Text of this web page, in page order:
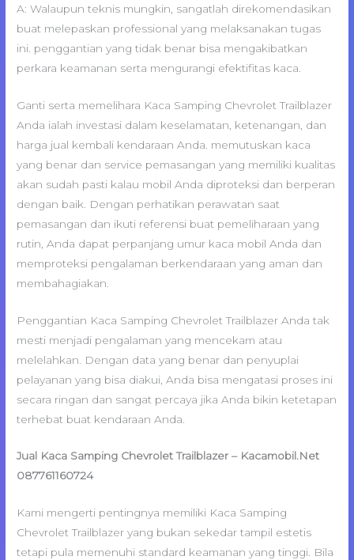
A: Walaupun teknis mungkin, sangatlah direkomendasikan
buat melepaskan professional yang melaksanakan tugas
ini. penggantian yang tidak benar bisa mengakibatkan
perkara keamanan serta mengurangi efektifitas kaca.
Ganti serta memelihara Kaca Samping Chevrolet Trailblazer
Anda ialah investasi dalam keselamatan, ketenangan, dan
harga jual kembali kendaraan Anda. memutuskan kaca
yang benar dan service pemasangan yang memiliki kualitas
akan sudah pasti kalau mobil Anda diproteksi dan berperan
dengan baik. Dengan perhatikan perawatan saat
pemasangan dan ikuti referensi buat pemeliharaan yang
rutin, Anda dapat perpanjang umur kaca mobil Anda dan
memproteksi pengalaman berkendaraan yang aman dan
membahagiakan.
Penggantian Kaca Samping Chevrolet Trailblazer Anda tak
mesti menjadi pengalaman yang mencekam atau
melelahkan. Dengan data yang benar dan penyuplai
pelayanan yang bisa diakui, Anda bisa mengatasi proses ini
secara ringan dan sangat percaya jika Anda bikin ketetapan
terhebat buat kendaraan Anda.
Jual Kaca Samping Chevrolet Trailblazer – Kacamobil.Net
087761160724
Kami mengerti pentingnya memiliki Kaca Samping
Chevrolet Trailblazer yang bukan sekedar tampil estetis
tetapi pula memenuhi standard keamanan yang tinggi. Bila